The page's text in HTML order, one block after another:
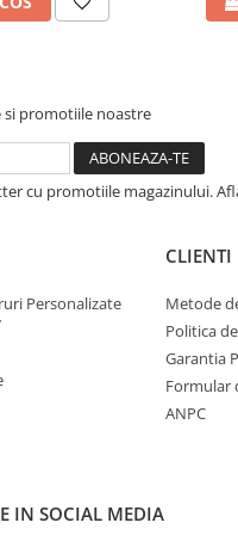
păstrându-i farmecul imperial,
inima Cetății.
, simbol al puterii imperiale,
ornamente – sunt file de
și
, în 1599,
Desigur, poarta de azi e
aici.
si promotiile noastre
cu promotiile magazinului.
Personalizate
CLIENTI
Metode
Politica
Garantia
Formular
ANPC
IN SOCIAL MEDIA